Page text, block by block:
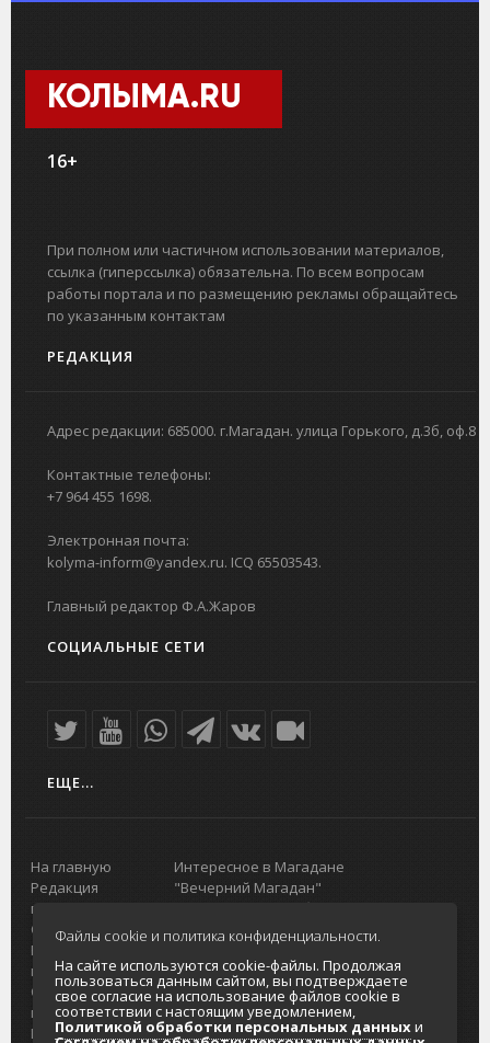
КОЛЫМА.RU
16+
При полном или частичном использовании материалов,
ссылка (гиперссылка) обязательна. По всем вопросам
работы портала и по размещению рекламы обращайтесь
по указанным контактам
РЕДАКЦИЯ
Адрес редакции: 685000. г.Магадан. улица Горького, д.3б, оф.8
Контактные телефоны:
+7 964 455 1698.
Электронная почта:
kolyma-inform@yandex.ru. ICQ 65503543.
Главный редактор Ф.А.Жаров
СОЦИАЛЬНЫЕ СЕТИ
ЕЩЕ...
На главную
Редакция
портала
О проекте
Реклама на
портале
Отзывы и
предложения
Интернет-
Интересное в Магадане
"Вечерний Магадан"
Городская доска объявлений
Реклама
Главный туристический портал
Колымы
Политика в отношении обработки
персональных данных
Согласие на обработку персональных
Файлы cookie и политика конфиденциальности.
На сайте используются cookie-файлы. Продолжая
пользоваться данным сайтом, вы подтверждаете
свое согласие на использование файлов cookie в
соответствии с настоящим уведомлением,
Политикой обработки персональных данныхи